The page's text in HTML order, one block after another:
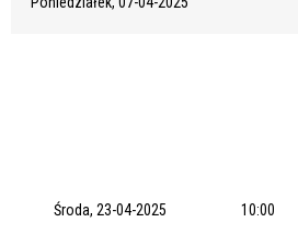
PromowaneŚroda, 23-04-2025 10:00